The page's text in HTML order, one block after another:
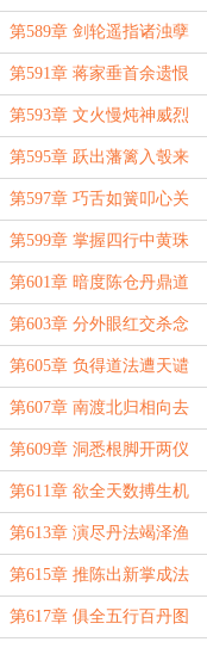
第589章 剑轮遥指诸浊孽
第591章 蒋家垂首余遗恨
第593章 文火慢炖神威烈
第595章 跃出藩篱入彀来
第597章 巧舌如簧叩心关
第599章 掌握四行中黄珠
第601章 暗度陈仓丹鼎道
第603章 分外眼红交杀念
第605章 负得道法遭天谴
第607章 南渡北归相向去
第609章 洞悉根脚开两仪
第611章 欲全天数搏生机
第613章 演尽丹法竭泽渔
第615章 推陈出新掌成法
第617章 俱全五行百丹图